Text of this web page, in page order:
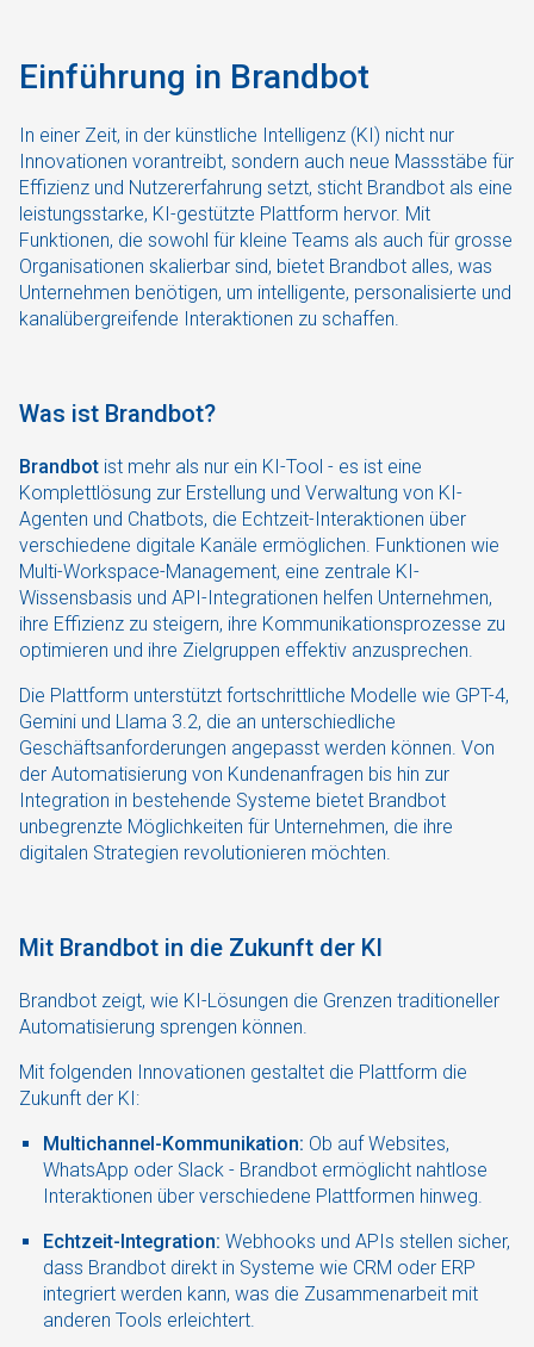
Einführung in Brandbot
In einer Zeit, in der künstliche Intelligenz (KI) nicht nur
Innovationen vorantreibt, sondern auch neue Massstäbe für
Effizienz und Nutzererfahrung setzt, sticht Brandbot als eine
leistungsstarke, KI-gestützte Plattform hervor. Mit
Funktionen, die sowohl für kleine Teams als auch für grosse
Organisationen skalierbar sind, bietet Brandbot alles, was
Unternehmen benötigen, um intelligente, personalisierte und
kanalübergreifende Interaktionen zu schaffen.
Was ist Brandbot?
Brandbot ist mehr als nur ein KI-Tool - es ist eine
Komplettlösung zur Erstellung und Verwaltung von KI-
Agenten und Chatbots, die Echtzeit-Interaktionen über
verschiedene digitale Kanäle ermöglichen. Funktionen wie
Multi-Workspace-Management, eine zentrale KI-
Wissensbasis und API-Integrationen helfen Unternehmen,
ihre Effizienz zu steigern, ihre Kommunikationsprozesse zu
optimieren und ihre Zielgruppen effektiv anzusprechen.
Die Plattform unterstützt fortschrittliche Modelle wie GPT-4,
Gemini und Llama 3.2, die an unterschiedliche
Geschäftsanforderungen angepasst werden können. Von
der Automatisierung von Kundenanfragen bis hin zur
Integration in bestehende Systeme bietet Brandbot
unbegrenzte Möglichkeiten für Unternehmen, die ihre
digitalen Strategien revolutionieren möchten.
Mit Brandbot in die Zukunft der KI
Brandbot zeigt, wie KI-Lösungen die Grenzen traditioneller
Automatisierung sprengen können.
Mit folgenden Innovationen gestaltet die Plattform die
Zukunft der KI:
Multichannel-Kommunikation: Ob auf Websites,
WhatsApp oder Slack - Brandbot ermöglicht nahtlose
Interaktionen über verschiedene Plattformen hinweg.
Echtzeit-Integration: Webhooks und APIs stellen sicher,
dass Brandbot direkt in Systeme wie CRM oder ERP
integriert werden kann, was die Zusammenarbeit mit
anderen Tools erleichtert.